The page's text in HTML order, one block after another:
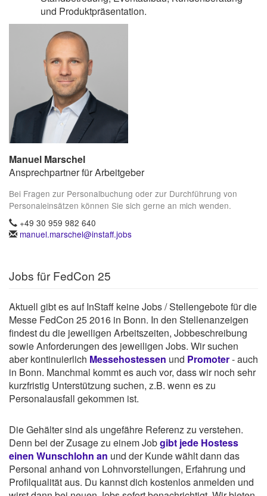
und Produktpräsentation.
Manuel Marschel
Ansprechpartner für Arbeitgeber
Bei Fragen zur Personalbuchung oder zur Durchführung von
Personaleinsätzen können Sie sich gerne an mich wenden.
+49 30 959 982 640
manuel.marschel@instaff.jobs
Jobs für FedCon 25
Aktuell gibt es auf InStaff keine Jobs / Stellengebote für die
Messe FedCon 25 2016 in Bonn. In den Stellenanzeigen
findest du die jeweiligen Arbeitszeiten, Jobbeschreibung
sowie Anforderungen des jeweiligen Jobs. Wir suchen
aber kontinuierlich Messehostessen und Promoter- auch
in Bonn. Manchmal kommt es auch vor, dass wir noch sehr
kurzfristig Unterstützung suchen, z.B. wenn es zu
Personalausfall gekommen ist.
Die Gehälter sind als ungefähre Referenz zu verstehen.
Denn bei der Zusage zu einem Jobgibt jede Hostess
einen Wunschlohn an und der Kunde wählt dann das
Personal anhand von Lohnvorstellungen, Erfahrung und
Profilqualität aus. Du kannst dich kostenlos anmelden und